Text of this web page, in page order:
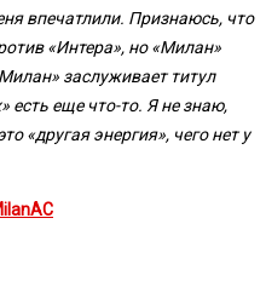
впечатлили. Признаюсь, что
«Интера», но «Милан»
заслуживает титул
есть еще что-то. Я не знаю,
«другая энергия», чего нет у